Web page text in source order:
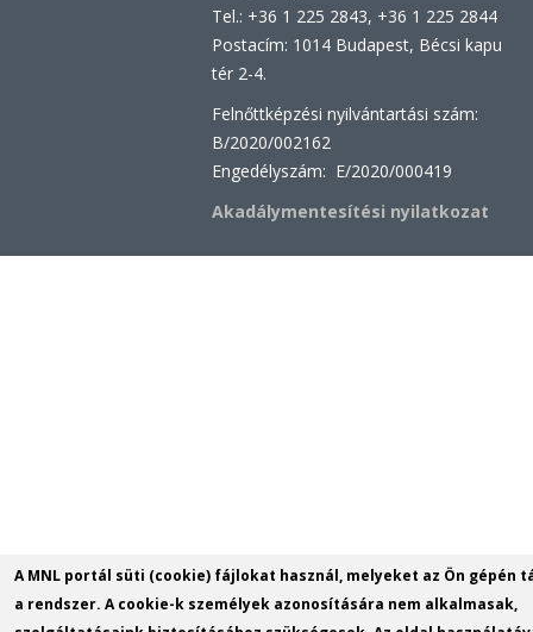
sends
e-
Tel.: +36 1 225 2843, +36 1 225 2844
Postacím: 1014 Budapest, Bécsi kapu
tér 2-4.
Felnőttképzési nyilvántartási szám:
B/2020/002162
Engedélyszám: E/2020/000419
Akadálymentesítési nyilatkozat
A MNL portál süti (cookie) fájlokat használ, melyeket az Ön gépén
a rendszer. A cookie-k személyek azonosítására nem alkalmasak,